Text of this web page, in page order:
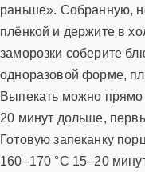
раньше». Собранную,
плёнкой и держите в
заморозки соберите
одноразовой форме,
Выпекать можно прямо
20 минут дольше,
Готовую запеканку
160–170 °C 15–20